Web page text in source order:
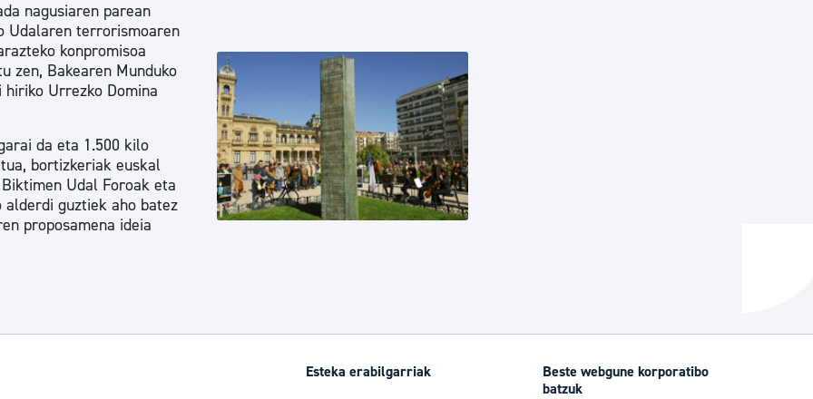
nagusiaren parean
Udalaren terrorismoaren
konpromisoa
zen, Bakearen Munduko
Urrezko Domina
da eta 1.500 kilo
bortizkeriak euskal
Udal Foroak eta
alderdi guztiek aho batez
proposamena ideia
Esteka erabilgarriak
Beste webgune korporatibo
batzuk